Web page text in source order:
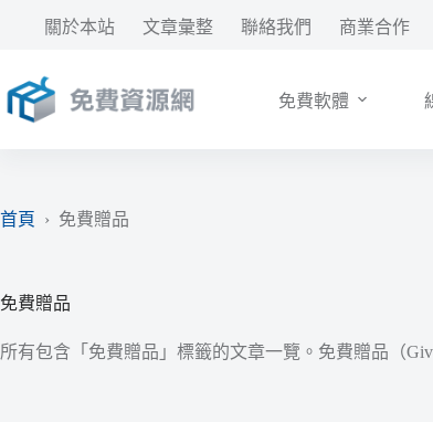
要
內
關於本站 文章彙整 聯絡我們 商業合作
免費軟體
首頁 › 免費贈品
免費贈品
所有包含「免費贈品」標籤的文章一覽。免費贈品（